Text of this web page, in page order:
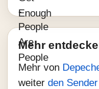
Mehr
Mehr von
weiter den